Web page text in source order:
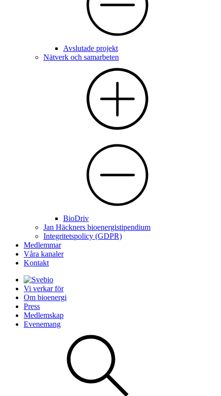
Avslutade projekt
Nätverk och samarbeten
BioDriv
Jan Häckners bioenergistipendium
Integritetspolicy (GDPR)
Medlemmar
Våra kanaler
Kontakt
Vi verkar för
Om bioenergi
Press
Medlemskap
Evenemang